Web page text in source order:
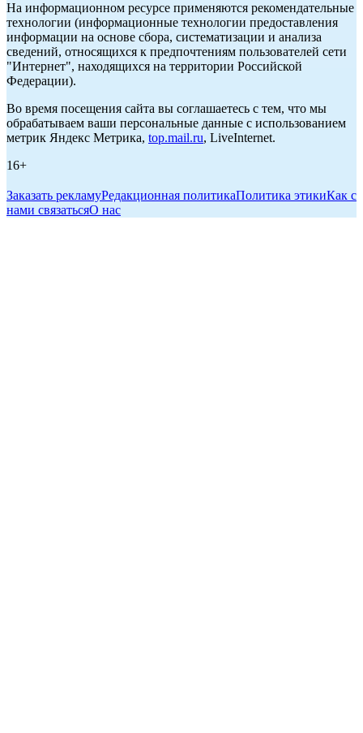
На информационном ресурсе применяются рекомендательные
технологии (информационные технологии предоставления
информации на основе сбора, систематизации и анализа
сведений, относящихся к предпочтениям пользователей сети
"Интернет", находящихся на территории Российской
Федерации).
Во время посещения сайта вы соглашаетесь с тем, что мы
обрабатываем ваши персональные данные с использованием
метрик Яндекс Метрика, top.mail.ru, LiveInternet.
16+
Заказать рекламуРедакционная политикаПолитика этикиКак с
нами связатьсяО нас